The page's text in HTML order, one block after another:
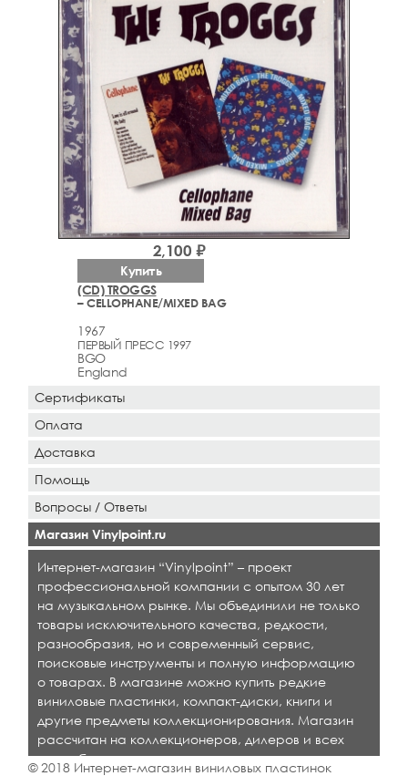
(CD) TROGGS
– CELLOPHANE/MIXED BAG
1967
ПЕРВЫЙ ПРЕСС 1997
BGO
England
2,100 ₽
Купить
Сертификаты
Оплата
Доставка
Помощь
Вопросы / Ответы
Магазин Vinylpoint.ru
Интернет-магазин “Vinylpoint” – проект
профессиональной компании с опытом 30 лет
на музыкальном рынке. Мы объединили не только
товары исключительного качества, редкости,
разнообразия, но и современный сервис,
поисковые инструменты и полную информацию
о товарах. В магазине можно купить редкие
виниловые пластинки, компакт-диски, книги и
другие предметы коллекционирования. Магазин
рассчитан на коллекционеров, дилеров и всех
кто любит качественную музыку.
© 2018 Интернет-магазин виниловых пластинок